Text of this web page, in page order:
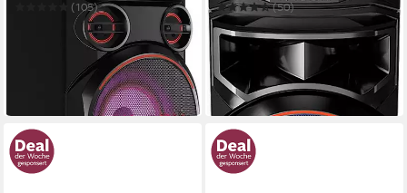
(105)
UVP449,00 €
mtl. in 24 Raten
in 2-3 Werktagen bei dir
(50)
349,00 € UVP
nur bis Dienstag
mtl. in 24 Raten
-36%
in 2-3 Werktagen bei dir